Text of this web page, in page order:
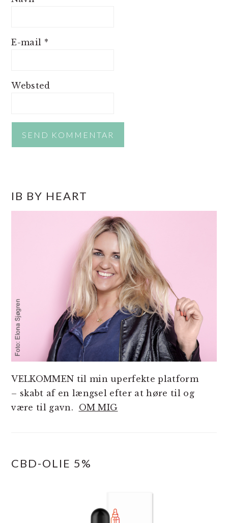
E-mail *
Websted
SIDEBAR
IB BY HEART
VELKOMMEN til min uperfekte platform
– skabt af en længsel efter at høre til og
være til gavn. OM MIG
CBD-OLIE 5%